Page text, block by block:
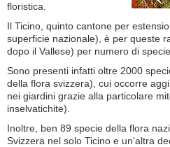
floristica.
Il Ticino, quinto cantone per
superficie nazionale), è per queste
dopo il Vallese) per numero di
Sono presenti infatti oltre 2000
della flora svizzera), cui occorre
nei giardini grazie alla particolare
inselvatichite).
Inoltre, ben 89 specie della flora
Svizzera nel solo Ticino e un'altra